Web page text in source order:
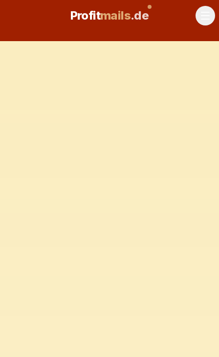
Profitmails.de